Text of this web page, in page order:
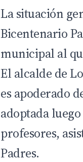
La situación
Bicentenario
municipal al
El alcalde de
es apoderado
adoptada
profesores,
Padres.